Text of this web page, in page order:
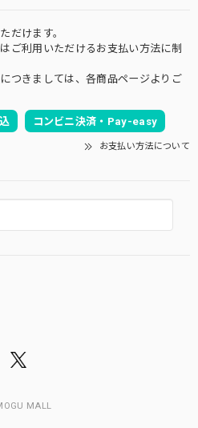
だけます。
ご利用いただけるお支払い方法に制
つきましては、各商品ページよりご
コンビニ決済・Pay-easy
お支払い方法について
MALL